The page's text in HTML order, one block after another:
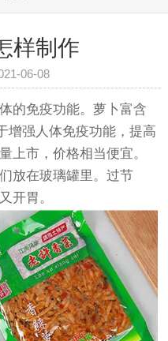
样制作
06-08
免疫功能。萝卜富含
增强人体免疫功能，提高
上市，价格相当便宜。
放在玻璃罐里。过节
开胃。